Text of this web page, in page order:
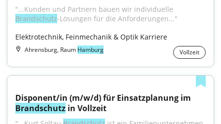
Brandschutz-Lösungen für die Anforderungen..."
Elektrotechnik, Feinmechanik & Optik Karriere
Ahrensburg, Raum Hamburg Vollzeit
Brandschutz in Vollzeit